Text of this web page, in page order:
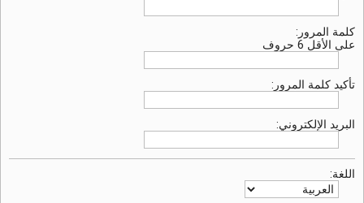
كلمة المرور:
على الأقل 6 حروف
تأكيد كلمة المرور:
البريد الإلكتروني:
اللغة: